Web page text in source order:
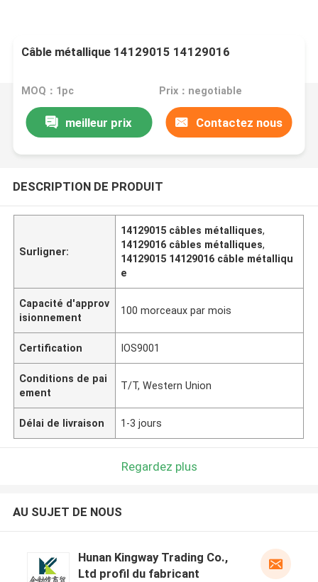
Câble métallique 14129015 14129016
MOQ：1pc Prix：negotiable
meilleur prix Contactez nous
DESCRIPTION DE PRODUIT
Surligner:
14129015 câbles métalliques,
14129016 câbles métalliques,
14129015 14129016 câble métalliqu
e
Capacité d'approv
isionnement
100 morceaux par mois
Certification IOS9001
Conditions de pai
ement
T/T, Western Union
Délai de livraison 1-3 jours
Regardez plus
AU SUJET DE NOUS
Hunan Kingway Trading Co.,
Ltd profil du fabricant